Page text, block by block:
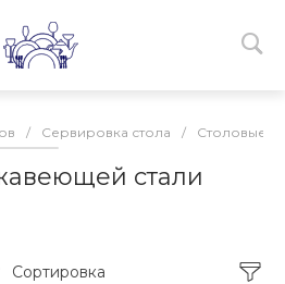
/ Сервировка стола / Столовые
стали
Сортировка